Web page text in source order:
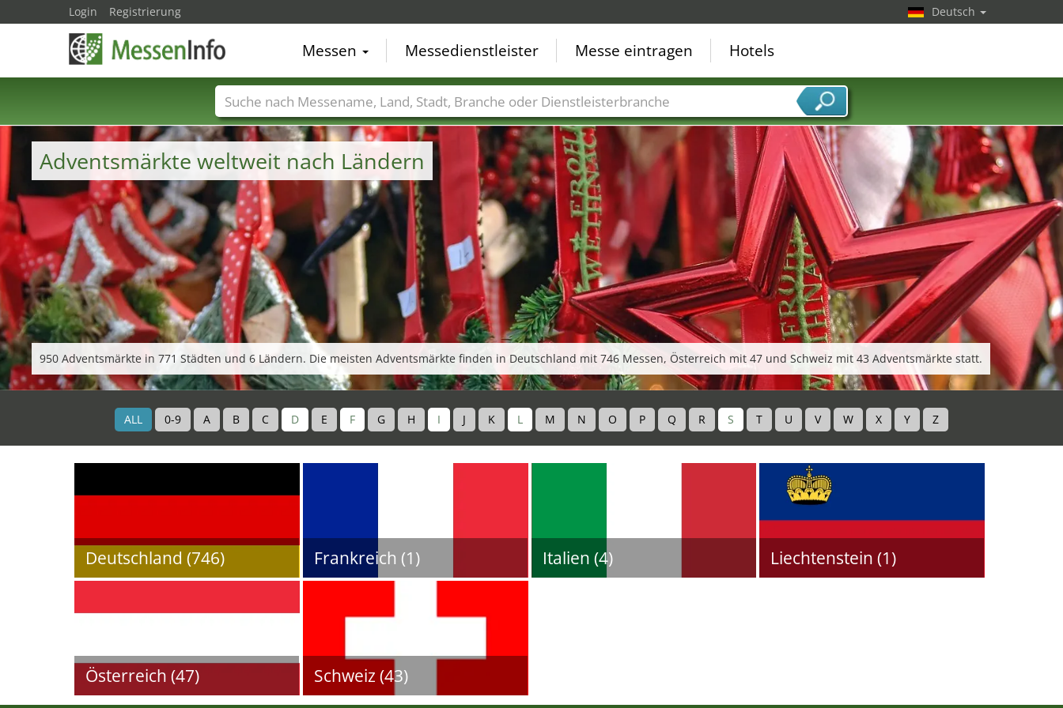
Adventsmärkte weltweit nach Ländern
950 Adventsmärkte in 771 Städten und 6 Ländern. Die meisten Adventsmärkte finden in Deutschland mit 746 Messen, Österreich mit 47 und Schweiz mit 43 Adventsmärkte statt.
ALL 0-9 A B C D E F G H I J K L M N O P Q R S T U V W X Y Z
Deutschland (746) Frankreich (1) Italien (4) Liechtenstein (1)
Österreich (47) Schweiz (43)
Login Registrierung Deutsch
Messen Messedienstleister Messe eintragen Hotels
Messenamen Länder Städte Branchen Dienstleisterbranchen